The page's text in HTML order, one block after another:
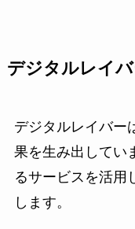
デジタルレイ
デジタルレイバー
果を生み出してい
るサービスを活用
します。